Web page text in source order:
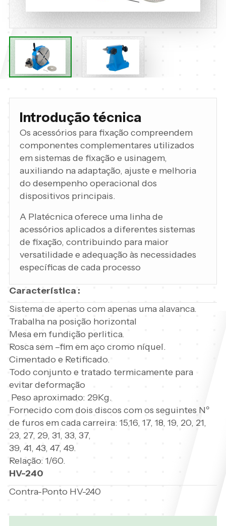
Introdução técnica
Os acessórios para fixação compreendem
componentes complementares utilizados
em sistemas de fixação e usinagem,
auxiliando na adaptação, ajuste e melhoria
do desempenho operacional dos
dispositivos principais.
A Platécnica oferece uma linha de
acessórios aplicados a diferentes sistemas
de fixação, contribuindo para maior
versatilidade e adequação às necessidades
específicas de cada processo
Característica :
Sistema de aperto com apenas uma alavanca.
Trabalha na posição horizontal
Mesa em fundição perlitica.
Rosca sem –fim em aço cromo níquel.
Cimentado e Retificado.
Todo conjunto e tratado termicamente para
evitar deformação
Peso aproximado: 29Kg.
Fornecido com dois discos com os seguintes Nº
de furos em cada carreira: 15,16, 17, 18, 19, 20, 21,
23, 27, 29, 31, 33, 37,
39, 41, 43, 47, 49.
Relação: 1/60.
HV-240
Contra-Ponto HV-240